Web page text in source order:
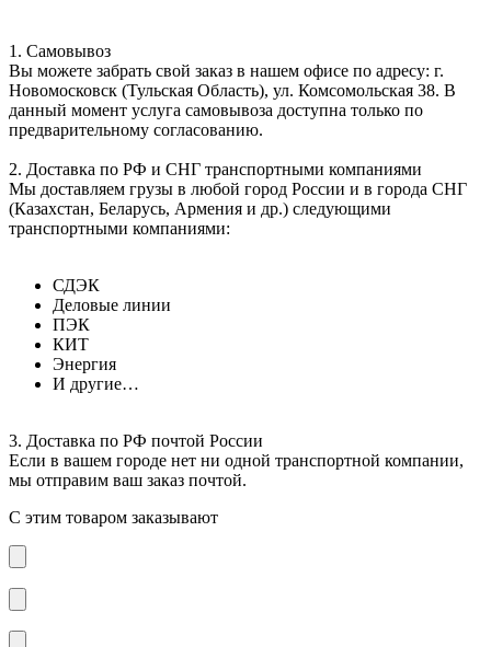
1. Самовывоз
Вы можете забрать свой заказ в нашем офисе по адресу: г.
Новомосковск (Тульская Область), ул. Комсомольская 38. В
данный момент услуга самовывоза доступна только по
предварительному согласованию.
2. Доставка по РФ и СНГ транспортными компаниями
Мы доставляем грузы в любой город России и в города СНГ
(Казахстан, Беларусь, Армения и др.) следующими
транспортными компаниями:
СДЭК
Деловые линии
ПЭК
КИТ
Энергия
И другие…
3. Доставка по РФ почтой России
Если в вашем городе нет ни одной транспортной компании,
мы отправим ваш заказ почтой.
С этим товаром заказывают